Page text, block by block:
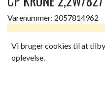
Varenummer: 2057814962
Vi bruger cookies til at
oplevelse.